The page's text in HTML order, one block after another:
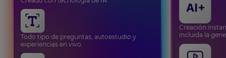
Todo tipo de preguntas, autoestudio y
experiencias en vivo
Creación
incluida la